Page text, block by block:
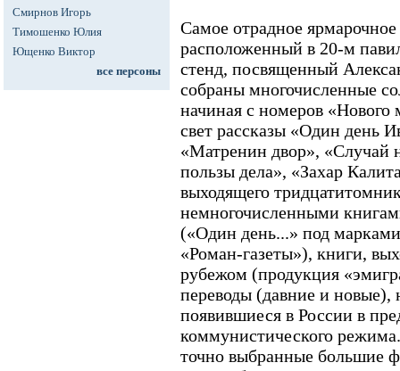
Смирнов Игорь
Тимошенко Юлия
Ющенко Виктор
все персоны
Самое отрадное ярмарочное
расположенный в 20-м
стенд, посвященный
собраны многочисленные
начиная с номеров «Нового
свет рассказы «Один день
«Матренин двор», «Случай
пользы дела», «Захар
выходящего
немногочисленными
(«Один день...» под
«Роман-газеты»), книги,
рубежом (продукция
переводы (давние и новые),
появившиеся в России в
коммунистического
точно выбранные большие